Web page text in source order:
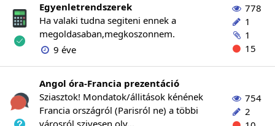
Egyenletrendszerek
Ha valaki tudna segiteni ennek a
megoldasaban,megkoszonnem.
9 éve
778
1
1
15
Angol óra-Francia prezentáció
Sziasztok! Mondatok/állitások kénének
Francia országról (Parisról ne) a többi
városról szivesen olv...
754
2